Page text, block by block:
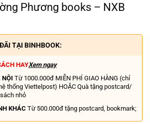
Phương books – NXB
TẠI BINHBOOK:
HAYXem ngay
NỘI Từ 1000.000đ MIỄN PHÍ GIAO HÀNG (chỉ
thống Viettelpost) HOẶC Quà tặng postcard/
nhỏ
KHÁC Từ 500.000đ tặng postcard, bookmark;